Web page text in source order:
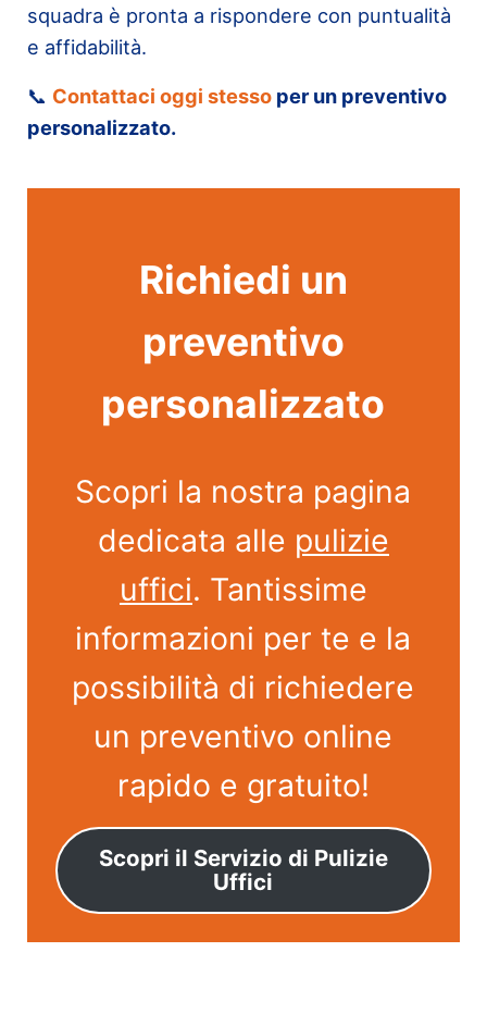
squadra è pronta a rispondere con puntualità
e affidabilità.
📞 Contattaci oggi stesso per un preventivo
personalizzato.
Richiedi un
preventivo
personalizzato
Scopri la nostra pagina
dedicata alle pulizie
uffici. Tantissime
informazioni per te e la
possibilità di richiedere
un preventivo online
rapido e gratuito!
Scopri il Servizio di Pulizie
Uffici